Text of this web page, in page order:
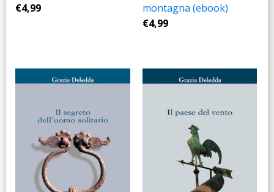
€4,99
montagna (ebook)
€4,99